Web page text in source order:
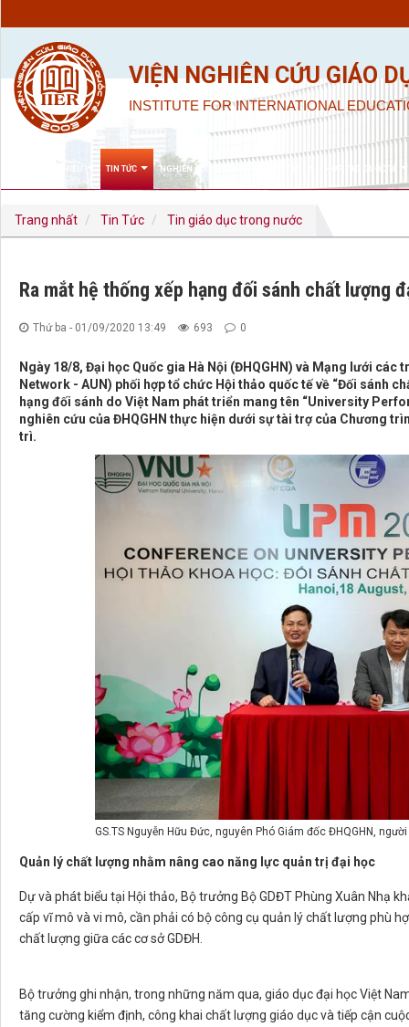
VIỆN NGHIÊN CỨU GIÁO
INSTITUTE FOR INTERNATIONAL
TIN TỨC NGHIÊN CỨU KHOA HỌC & ĐÀO TẠO HỢP TÁC QUỐC TẾ
Trang nhất Tin Tức Tin giáo dục trong nước
Ra mắt hệ thống xếp hạng đối sánh chất lượng
Thứ ba - 01/09/2020 13:49 693 0
Ngày 18/8, Đại học Quốc gia Hà Nội (ĐHQGHN) và Mạng lưới
Network - AUN) phối hợp tổ chức Hội thảo quốc tế về “Đối sánh
hạng đối sánh do Việt Nam phát triển mang tên “University
nghiên cứu của ĐHQGHN thực hiện dưới sự tài trợ của Chương
trì.
GS.TS Nguyễn Hữu Đức, nguyên Phó Giám đốc ĐHQGHN,
Quản lý chất lượng nhằm nâng cao năng lực quản trị đại học
Dự và phát biểu tại Hội thảo, Bộ trưởng Bộ GDĐT Phùng Xuân Nhạ
cấp vĩ mô và vi mô, cần phải có bộ công cụ quản lý chất lượng phù
chất lượng giữa các cơ sở GDĐH.
Bộ trưởng ghi nhận, trong những năm qua, giáo dục đại học Việt
tăng cường kiểm định, công khai chất lượng giáo dục và tiếp cận